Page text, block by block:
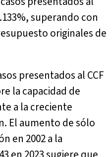
superando con
originales de
presentados al CCF
la capacidad de
a la creciente
El aumento de sólo
en 2002 a la